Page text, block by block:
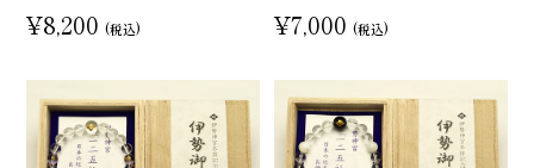
¥8,200 (税込) ¥7,000 (税込)